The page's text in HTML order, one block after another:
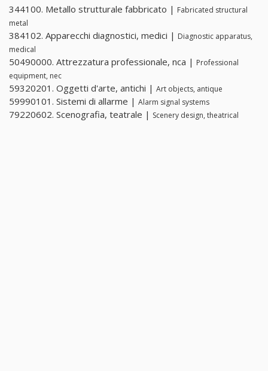
344100. Metallo strutturale fabbricato | Fabricated structural
metal
384102. Apparecchi diagnostici, medici | Diagnostic apparatus,
medical
50490000. Attrezzatura professionale, nca | Professional
equipment, nec
59320201. Oggetti d'arte, antichi | Art objects, antique
59990101. Sistemi di allarme | Alarm signal systems
79220602. Scenografia, teatrale | Scenery design, theatrical